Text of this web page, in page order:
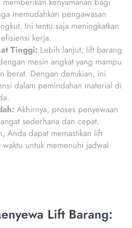
memudahkan pengawasan
Ini tentu saja meningkatkan
kerja.
Tinggi: Lebih lanjut, lift barang
mesin angkat yang mampu
berat. Dengan demikian, ini
dalam pemindahan material di
Akhirnya, proses penyewaan
sederhana dan cepat.
Anda dapat memastikan lift
untuk memenuhi jadwal
Lift Barang: